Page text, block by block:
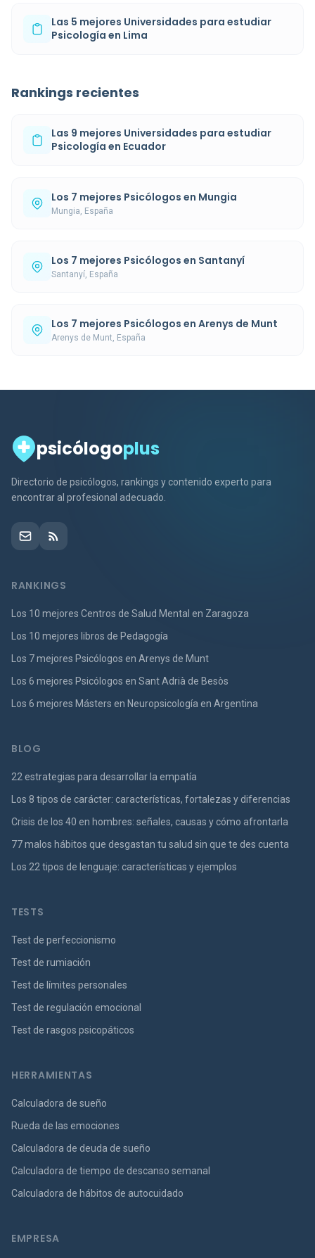
Las 5 mejores Universidades para estudiar
Psicología en Lima
Rankings recientes
Las 9 mejores Universidades para estudiar
Psicología en Ecuador
Los 7 mejores Psicólogos en Mungia
Mungia, España
Los 7 mejores Psicólogos en Santanyí
Santanyí, España
Los 7 mejores Psicólogos en Arenys de Munt
Arenys de Munt, España
psicólogoplus
Directorio de psicólogos, rankings y contenido experto para
encontrar al profesional adecuado.
RANKINGS
Los 10 mejores Centros de Salud Mental en Zaragoza
Los 10 mejores libros de Pedagogía
Los 7 mejores Psicólogos en Arenys de Munt
Los 6 mejores Psicólogos en Sant Adrià de Besòs
Los 6 mejores Másters en Neuropsicología en Argentina
BLOG
22 estrategias para desarrollar la empatía
Los 8 tipos de carácter: características, fortalezas y diferencias
Crisis de los 40 en hombres: señales, causas y cómo afrontarla
77 malos hábitos que desgastan tu salud sin que te des cuenta
Los 22 tipos de lenguaje: características y ejemplos
TESTS
Test de perfeccionismo
Test de rumiación
Test de límites personales
Test de regulación emocional
Test de rasgos psicopáticos
HERRAMIENTAS
Calculadora de sueño
Rueda de las emociones
Calculadora de deuda de sueño
Calculadora de tiempo de descanso semanal
Calculadora de hábitos de autocuidado
EMPRESA